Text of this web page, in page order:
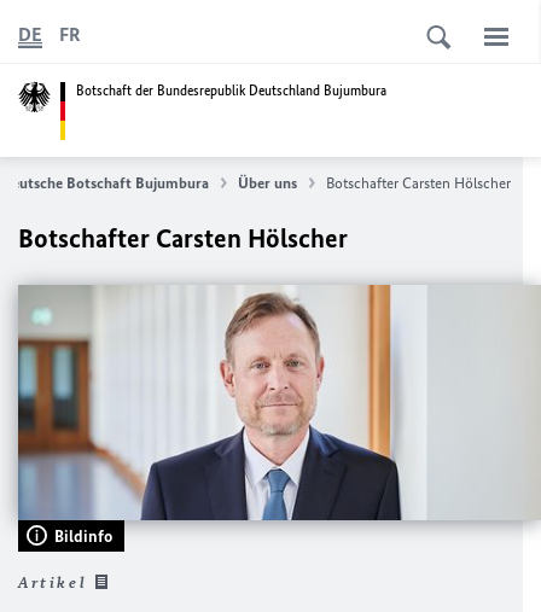
Botschaft der Bundesrepublik Deutschland Bujumbura
DE FR
Deutsche Botschaft Bujumbura Über uns Botschafter Carsten Hölscher
Botschafter Carsten Hölscher
Bildinfo
Artikel